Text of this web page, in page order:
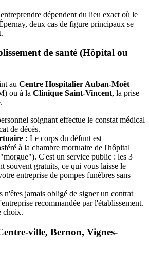
dépendent du lieu exact où le
deux cas de figure principaux se
de santé (Hôpital ou
au Centre Hospitalier Auban-Moët
ou à la Clinique Saint-Vincent, la prise
soignant effectue le constat médical
de décès.
: Le corps du défunt est
à la chambre mortuaire de l'hôpital
C'est un service public : les 3
souvent gratuits, ce qui vous laisse le
entreprise de pompes funèbres sans
n'êtes jamais obligé de signer un contrat
recommandée par l'établissement.
choix.
ville, Bernon, Vignes-